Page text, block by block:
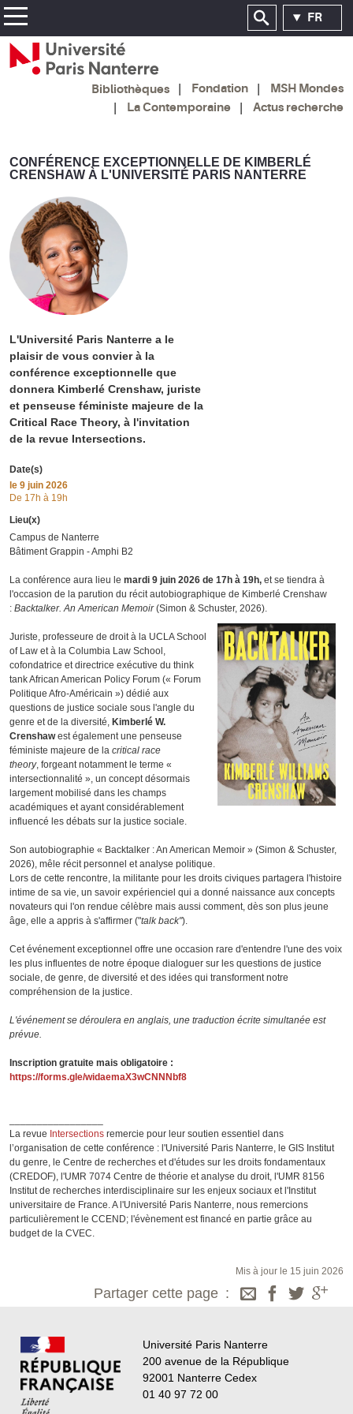
FR
Bibliothèques Fondation
MSH Mondes
La Contemporaine
Actus recherche
CONFÉRENCE EXCEPTIONNELLE DE KIMBERLÉ
CRENSHAW À L'UNIVERSITÉ PARIS NANTERRE
L'Université Paris Nanterre a le
plaisir de vous convier à la
conférence exceptionnelle que
donnera Kimberlé Crenshaw, juriste
et penseuse féministe majeure de la
Critical Race Theory, à l'invitation
de la revue Intersections.
Date(s)
le 9 juin 2026
De 17h à 19h
Lieu(x)
Campus de Nanterre
Bâtiment Grappin - Amphi B2
La conférence aura lieu le mardi 9 juin 2026 de 17h à 19h, et se tiendra à
l'occasion de la parution du récit autobiographique de Kimberlé Crenshaw
: Backtalker. An American Memoir(Simon & Schuster, 2026).
Juriste, professeure de droit à la UCLA School
of Law et à la Columbia Law School,
cofondatrice et directrice exécutive du think
tank African American Policy Forum (« Forum
Politique Afro-Américain ») dédié aux
questions de justice sociale sous l'angle du
genre et de la diversité, Kimberlé W.
Crenshawest également une penseuse
féministe majeure de la critical race
theory, forgeant notamment le terme «
intersectionnalité », un concept désormais
largement mobilisé dans les champs
académiques et ayant considérablement
influencé les débats sur la justice sociale.
Son autobiographie « Backtalker : An American Memoir » (Simon & Schuster,
2026), mêle récit personnel et analyse politique.
Lors de cette rencontre, la militante pour les droits civiques partagera l'histoire
intime de sa vie, un savoir expérienciel qui a donné naissance aux concepts
novateurs qui l'on rendue célèbre mais aussi comment, dès son plus jeune
âge, elle a appris à s'affirmer ("talk back").
Cet événement exceptionnel offre une occasion rare d'entendre l'une des voix
les plus influentes de notre époque dialoguer sur les questions de justice
sociale, de genre, de diversité et des idées qui transforment notre
compréhension de la justice.
L'événement se déroulera en anglais, une traduction écrite simultanée est
prévue.
Inscription gratuite mais obligatoire :
https://forms.gle/widaemaX3wCNNNbf8
La revue Intersections remercie pour leur soutien essentiel dans
l’organisation de cette conférence : l'Université Paris Nanterre, le GIS Institut
du genre, le Centre de recherches et d'études sur les droits fondamentaux
(CREDOF), l'UMR 7074 Centre de théorie et analyse du droit, l'UMR 8156
Institut de recherches interdisciplinaire sur les enjeux sociaux et l'Institut
universitaire de France. A l'Université Paris Nanterre, nous remercions
particulièrement le CCEND; l'évènement est financé en partie grâce au
budget de la CVEC.
Mis à jour le 15 juin 2026
Partager cette page
Université Paris Nanterre
200 avenue de la République
92001 Nanterre Cedex
01 40 97 72 00